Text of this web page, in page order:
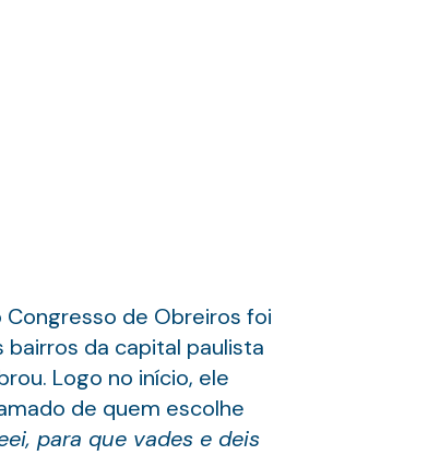
de Obreiros foi
da capital paulista
Logo no início, ele
de quem escolhe
para que vades e deis